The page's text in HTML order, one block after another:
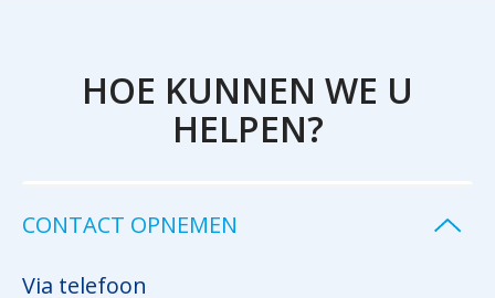
HOE KUNNEN WE U
HELPEN?
CONTACT OPNEMEN
Via telefoon